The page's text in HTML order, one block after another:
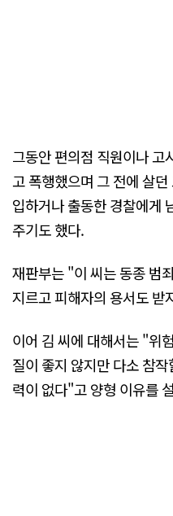
그동안 편의점 직원이나 고
고 폭행했으며 그 전에 살
입하거나 출동한 경찰에게
주기도 했다.
재판부는 "이 씨는 동종 범
지르고 피해자의 용서도 받
이어 김 씨에 대해서는 "위
질이 좋지 않지만 다소 참
력이 없다"고 양형 이유를